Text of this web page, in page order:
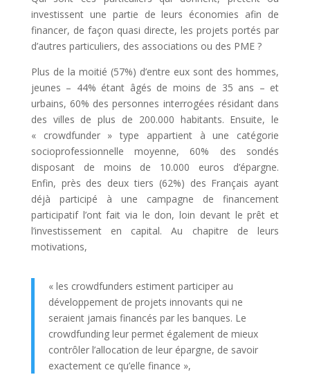
investissent une partie de leurs économies afin de
financer, de façon quasi directe, les projets portés par
d’autres particuliers, des associations ou des PME ?
Plus de la moitié (57%) d’entre eux sont des hommes,
jeunes – 44% étant âgés de moins de 35 ans – et
urbains, 60% des personnes interrogées résidant dans
des villes de plus de 200.000 habitants. Ensuite, le
« crowdfunder » type appartient à une catégorie
socioprofessionnelle moyenne, 60% des sondés
disposant de moins de 10.000 euros d’épargne.
Enfin, près des deux tiers (62%) des Français ayant
déjà participé à une campagne de financement
participatif l’ont fait via le don, loin devant le prêt et
l’investissement en capital. Au chapitre de leurs
motivations,
« les crowdfunders estiment participer au
développement de projets innovants qui ne
seraient jamais financés par les banques. Le
crowdfunding leur permet également de mieux
contrôler l’allocation de leur épargne, de savoir
exactement ce qu’elle finance »,